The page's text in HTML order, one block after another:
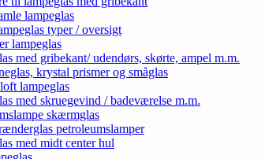
lampeglas
typer / oversigt
lampeglas
med gribekant/ udendørs, skørte, ampel m.m.
krystal prismer og småglas
lampeglas
med skruegevind / badeværelse m.m.
skærmglas
petroleumslamper
med midt center hul